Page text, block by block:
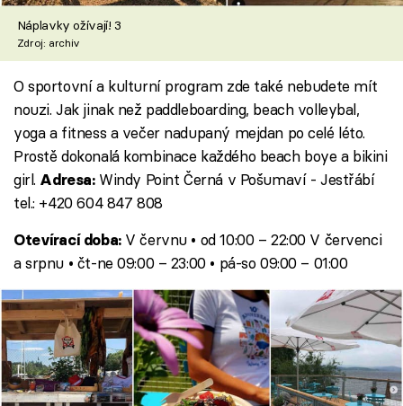
Náplavky ožívají! 3
Zdroj: archiv
O sportovní a kulturní program zde také nebudete mít
nouzi. Jak jinak než paddleboarding, beach volleybal,
yoga a fitness a večer nadupaný mejdan po celé léto.
Prostě dokonalá kombinace každého beach boye a bikini
girl. Adresa:Windy Point Černá v Pošumaví - Jestřábí
tel.: +420 604 847 808
Otevírací doba: V červnu • od 10:00 – 22:00 V červenci
a srpnu • čt-ne 09:00 – 23:00 • pá-so 09:00 – 01:00